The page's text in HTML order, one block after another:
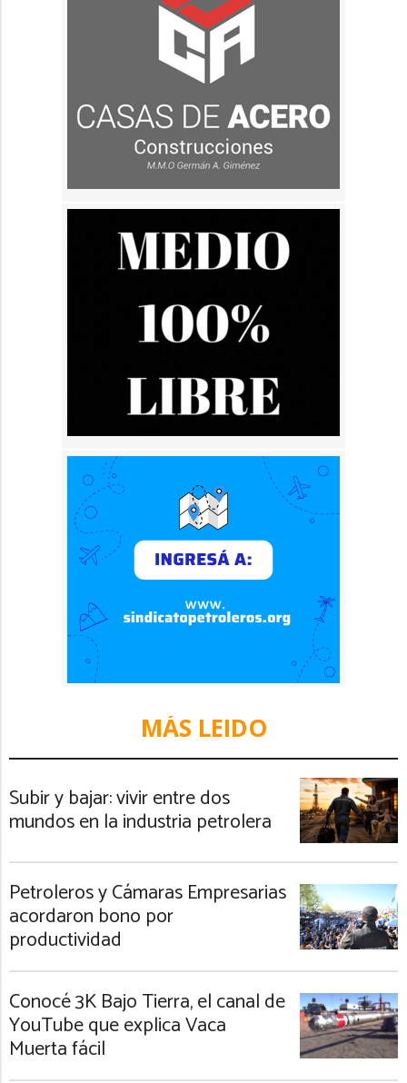
MÁS LEIDO
Subir y bajar: vivir entre dos
mundos en la industria petrolera
Petroleros y Cámaras Empresarias
acordaron bono por
productividad
Conocé 3K Bajo Tierra, el canal de
YouTube que explica Vaca
Muerta fácil